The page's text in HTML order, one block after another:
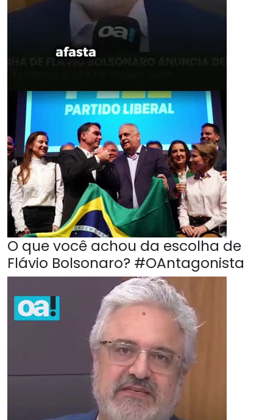
O que você achou da escolha de
Flávio Bolsonaro? #OAntagonista